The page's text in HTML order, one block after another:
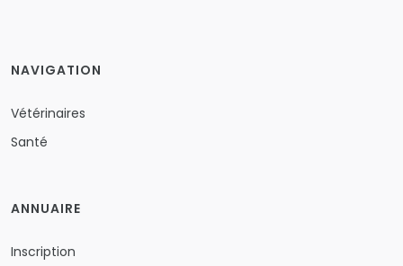
NAVIGATION
Vétérinaires
Santé
ANNUAIRE
Inscription